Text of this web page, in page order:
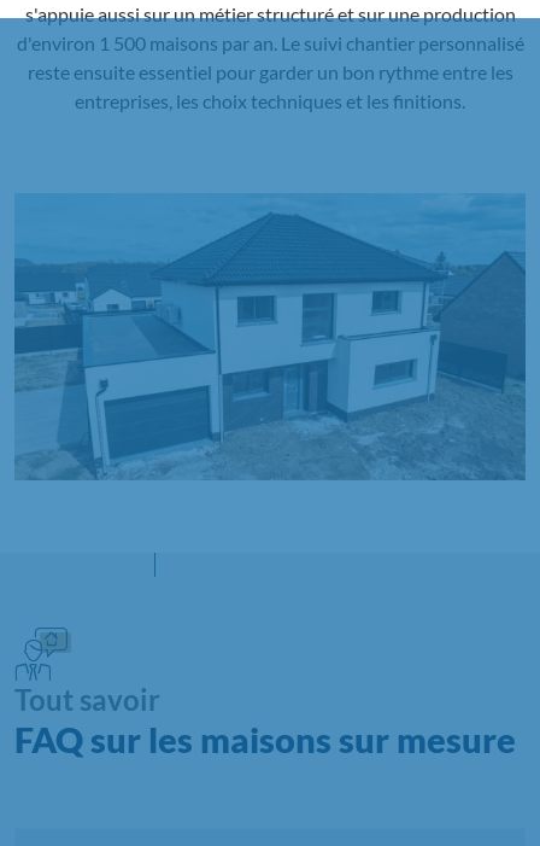
s'appuie aussi sur un métier structuré et sur une production
d'environ 1 500 maisons par an. Le suivi chantier personnalisé
reste ensuite essentiel pour garder un bon rythme entre les
entreprises, les choix techniques et les finitions.
Tout savoir
FAQ sur les maisons sur mesure